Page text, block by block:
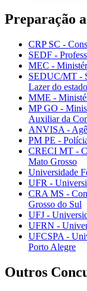
Preparação
CRP SC -
SEDF -
MEC -
SEDUC/MT -
Lazer do
MME -
MP GO -
Auxiliar da
ANVISA -
PM PE -
CRECI MT -
Mato Grosso
Universidade
UFR -
CRA MS -
Grosso do Sul
UFJ -
UFRN -
UFCSPA -
Porto Alegre
Outros